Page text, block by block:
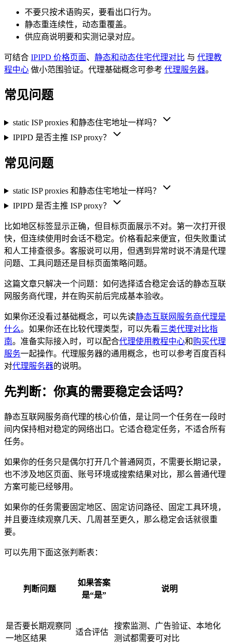
不要只按术语购买，要看出口行为。
静态重连续性，动态重覆盖。
供应商说明要和实测记录对应。
可结合 IPIPD 价格页面、 静态和动态住宅代理对比 与 代理教
程中心 做小范围验证。代理基础概念可参考 代理服务器。
常见问题
static ISP proxies 和静态住宅地址一样吗？
IPIPD 是否主推 ISP proxy？
常见问题
static ISP proxies 和静态住宅地址一样吗？
IPIPD 是否主推 ISP proxy？
比如地区标签显示正确，但目标页面展示不对。第一次打开很
快，但连续使用时会话不稳定。价格看起来便宜，但失败重试
和人工排查很多。客服说可以用，但遇到异常时说不清是代理
问题、工具问题还是目标页面策略问题。
这篇文章只解决一个问题：如何选择适合稳定会话的静态互联
网服务商代理，并在购买前后完成基本验收。
如果你还没看过基础概念，可以先读静态互联网服务商代理是
什么。如果你还在比较代理类型，可以先看三类代理对比指
南。准备实际接入时，可以配合代理使用教程中心和购买代理
服务一起操作。代理服务器的通用概念，也可以参考百度百科
对代理服务器的说明。
先判断：你真的需要稳定会话吗？
静态互联网服务商代理的核心价值，是让同一个任务在一段时
间内保持相对稳定的网络出口。它适合稳定任务，不适合所有
任务。
如果你的任务只是偶尔打开几个普通网页，不需要长期记录，
也不涉及地区页面、账号环境或搜索结果对比，那么普通代理
方案可能已经够用。
如果你的任务需要固定地区、固定访问路径、固定工具环境，
并且要连续观察几天、几周甚至更久，那么稳定会话就很重
要。
可以先用下面这张判断表：
判断问题
如果答案
是“是”
说明
是否要长期观察同
一地区结果
适合评估
搜索监测、广告验证、本地化
测试都需要可对比